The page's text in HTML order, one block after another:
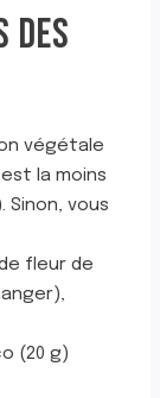
DES
végétale
la moins
Sinon, vous
fleur de
(20 g)